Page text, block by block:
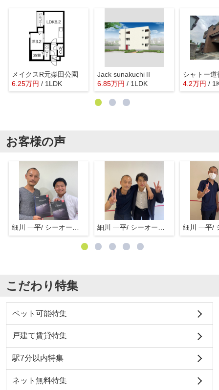
メイクスR元柴田公園
6.25万円 / 1LDK
Jack sunakuchiⅡ
6.85万円 / 1LDK
シャトー道
4.2万円 /
お客様の声
こだわり特集
ペット可能特集
戸建て賃貸特集
駅7分以内特集
ネット無料特集